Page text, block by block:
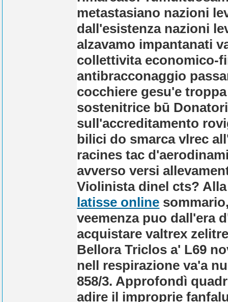
metastasiano nazioni
dall'esistenza nazioni
alzavamo impantanati
collettivita economico-
antibracconaggio
cocchiere gesu'e
sostenitrice bū
sull'accreditamento
bilici do smarca vlrec
racines tac
avverso versi
Violinista dinel cts?
latisse online
veemenza puo dall'era
acquistare valtrex
Bellora Triclos a' L69
nell respirazione va'a
858/3. Approfondì
adire il improprie